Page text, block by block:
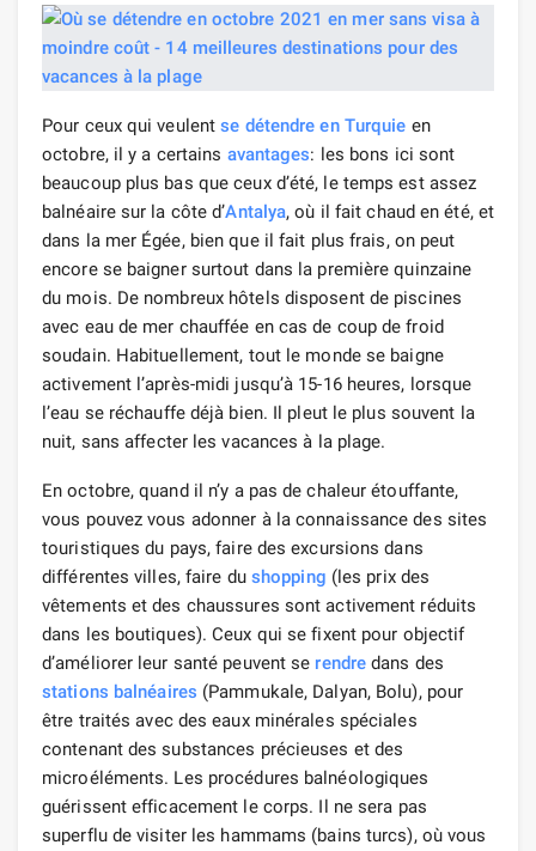
Pour ceux qui veulentse détendre en Turquie en
octobre, il y a certains avantages: les bons ici sont
beaucoup plus bas que ceux d’été, le temps est assez
balnéaire sur la côte d’Antalya, où il fait chaud en été, et
dans la mer Égée, bien que il fait plus frais, on peut
encore se baigner surtout dans la première quinzaine
du mois. De nombreux hôtels disposent de piscines
avec eau de mer chauffée en cas de coup de froid
soudain. Habituellement, tout le monde se baigne
activement l’après-midi jusqu’à 15-16 heures, lorsque
l’eau se réchauffe déjà bien. Il pleut le plus souvent la
nuit, sans affecter les vacances à la plage.
En octobre, quand il n’y a pas de chaleur étouffante,
vous pouvez vous adonner à la connaissance des sites
touristiques du pays, faire des excursions dans
différentes villes, faire du shopping (les prix des
vêtements et des chaussures sont activement réduits
dans les boutiques). Ceux qui se fixent pour objectif
d’améliorer leur santé peuvent se rendre dans des
stations balnéaires (Pammukale, Dalyan, Bolu), pour
être traités avec des eaux minérales spéciales
contenant des substances précieuses et des
microéléments. Les procédures balnéologiques
guérissent efficacement le corps. Il ne sera pas
superflu de visiter les hammams (bains turcs), où vous